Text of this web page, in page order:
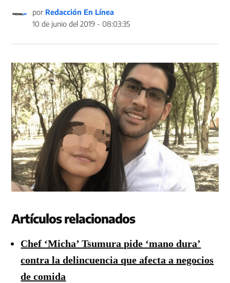
por Redacción En Línea
10 de junio del 2019 - 08:03:35
Artículos relacionados
Chef ‘Micha’ Tsumura pide ‘mano dura’
contra la delincuencia que afecta a negocios
de comida